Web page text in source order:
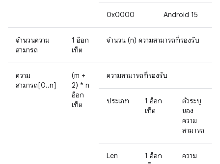
0x0000 Android 15
จำนวนความ
สามารถ
1 อ็อก
เท็ต
จำนวน (n) ความสามารถที่รองรับ
ความ
สามารถ[0..n]
(m +
2) * n
อ็อก
เท็ต
ความสามารถที่รองรับ
ประเภท
1 อ็อก
เท็ต
ตัวระบุ
ของ
ความ
สามารถ
Len
1 อ็อก
ความ